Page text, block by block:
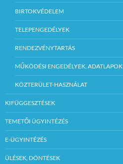
BIRTOKVÉDELEM
TELEPENGEDÉLYEK
RENDEZVÉNYTARTÁS
MŰKÖDÉSI ENGEDÉLYEK, ADATLAPOK
KÖZTERÜLET-HASZNÁLAT
KIFÜGGESZTÉSEK
TEMETŐI ÜGYINTÉZÉS
E-ÜGYINTÉZÉS
ÜLÉSEK, DÖNTÉSEK